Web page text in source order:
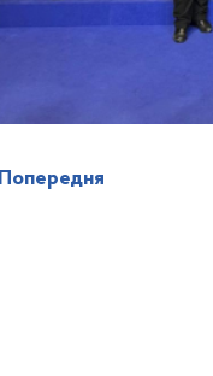
Попередня